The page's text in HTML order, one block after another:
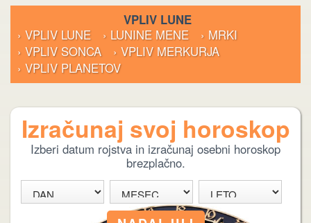
VPLIV LUNE
› VPLIV LUNE
› LUNINE MENE
› MRKI
› VPLIV SONCA
› VPLIV MERKURJA
› VPLIV PLANETOV
Izračunaj svoj horoskop
Izberi datum rojstva in izračunaj osebni horoskop
brezplačno.